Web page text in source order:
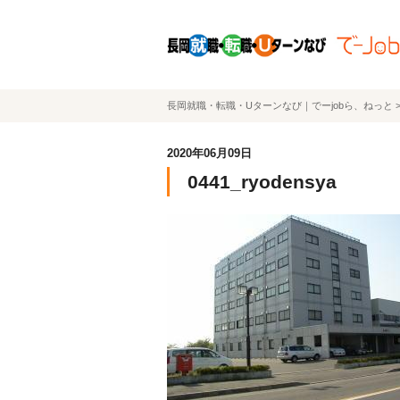
長岡就職・転職・Uターンなび｜でーjobら、ねっと
2020年06月09日
0441_ryodensya